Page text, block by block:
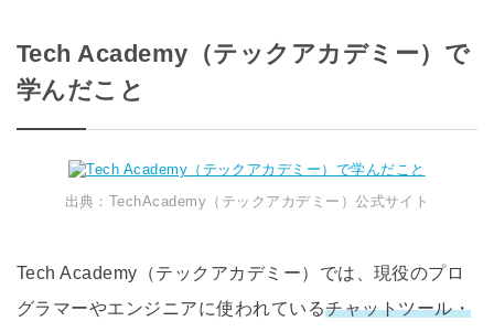
Tech Academy（テックアカデミー）で
学んだこと
出典：TechAcademy（テックアカデミー）公式サイト
Tech Academy（テックアカデミー）では、現役のプロ
グラマーやエンジニアに使われているチャットツール・